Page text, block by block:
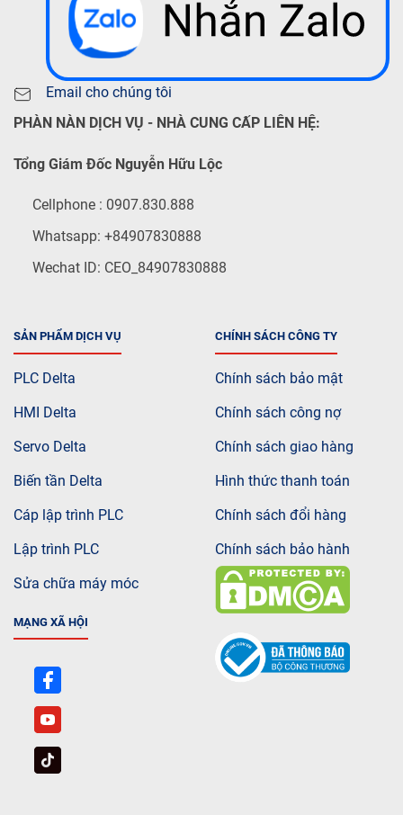
Email cho chúng tôi
PHÀN NÀN DỊCH VỤ - NHÀ CUNG CẤP LIÊN HỆ:
Tổng Giám Đốc Nguyễn Hữu Lộc
Cellphone : 0907.830.888
Whatsapp: +84907830888
Wechat ID: CEO_84907830888
SẢN PHẨM DỊCH VỤ
PLC Delta
HMI Delta
Servo Delta
Biến tần Delta
Cáp lập trình PLC
Lập trình PLC
Sửa chữa máy móc
MẠNG XÃ HỘI
CHÍNH SÁCH CÔNG TY
Chính sách bảo mật
Chính sách công nợ
Chính sách giao hàng
Hình thức thanh toán
Chính sách đổi hàng
Chính sách bảo hành